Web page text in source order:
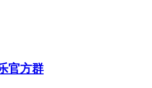
官方群